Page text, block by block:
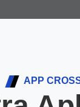
APP